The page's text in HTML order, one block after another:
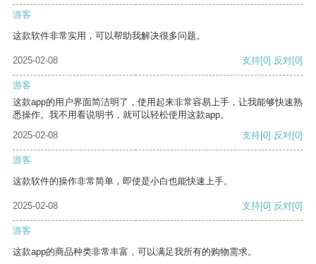
游客
这款软件非常实用，可以帮助我解决很多问题。
2025-02-08 支持[0] 反对[0]
游客
这款app的用户界面简洁明了，使用起来非常容易上手，让我能够快速熟
悉操作。我不用看说明书，就可以轻松使用这款app。
2025-02-08
支持[0] 反对[0]
游客
这款软件的操作非常简单，即使是小白也能快速上手。
2025-02-08 支持[0] 反对[0]
游客
这款app的商品种类非常丰富，可以满足我所有的购物需求。